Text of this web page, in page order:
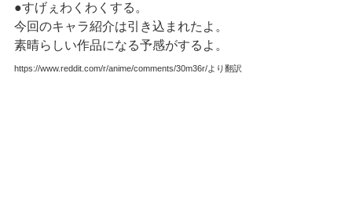
●すげぇわくわくする。
今回のキャラ紹介は引き込まれたよ。
素晴らしい作品になる予感がするよ。
https://www.reddit.com/r/anime/comments/30m36r/より翻訳